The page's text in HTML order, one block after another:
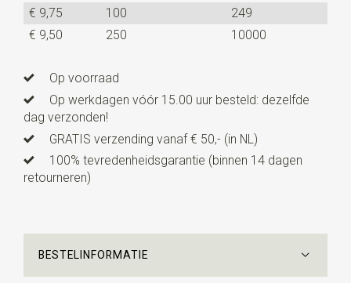
€ 9,75
100
249
€ 9,50
250 10000
Op voorraad
Op werkdagen vóór 15.00 uur besteld: dezelfde
dag verzonden!
GRATIS verzending vanaf € 50,- (in NL)
100% tevredenheidsgarantie (binnen 14 dagen
retourneren)
BESTELINFORMATIE